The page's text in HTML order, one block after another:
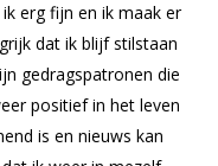
erg fijn en ik maak er
dat ik blijf stilstaan
gedragspatronen die
positief in het leven
is en nieuws kan